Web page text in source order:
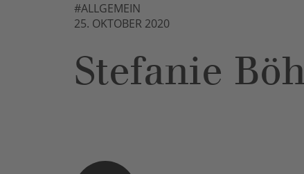
#ALLGEMEIN
25. OKTOBER 2020
Stefanie